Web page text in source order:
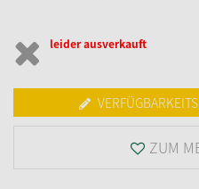
leider ausverkauft
ZUM